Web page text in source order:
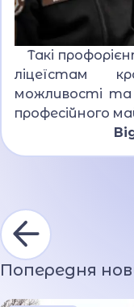
Такі
ліцеїстам
можливості та
професійного
Попередня